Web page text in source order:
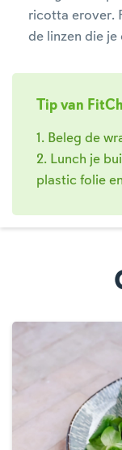
ricotta erover.
de linzen die
Tip van
1. Beleg de
2. Lunch je
plastic folie